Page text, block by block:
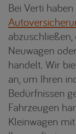
Bei Verti
Neuwagen
handelt. Wir
an, um Ihren
Bedürfnissen
Fahrzeugen
Kleinwagen